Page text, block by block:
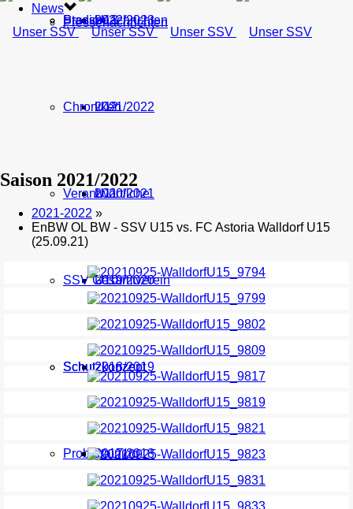
U13
U12
U11
U10
Schutzkonzept
Probetraining
2022/2023
2021/2022
2020/2021
2019/2020
2018/2019
2017/2018
Stadion
Chroniken
Verantwortliche
SSV Gesamtverein
Schutzkonzept
Pressenachrichten
News
Pressenachrichten
Saison 2021/2022
2021-2022 »
EnBW OL BW - SSV U15 vs. FC Astoria Walldorf U15
(25.09.21)